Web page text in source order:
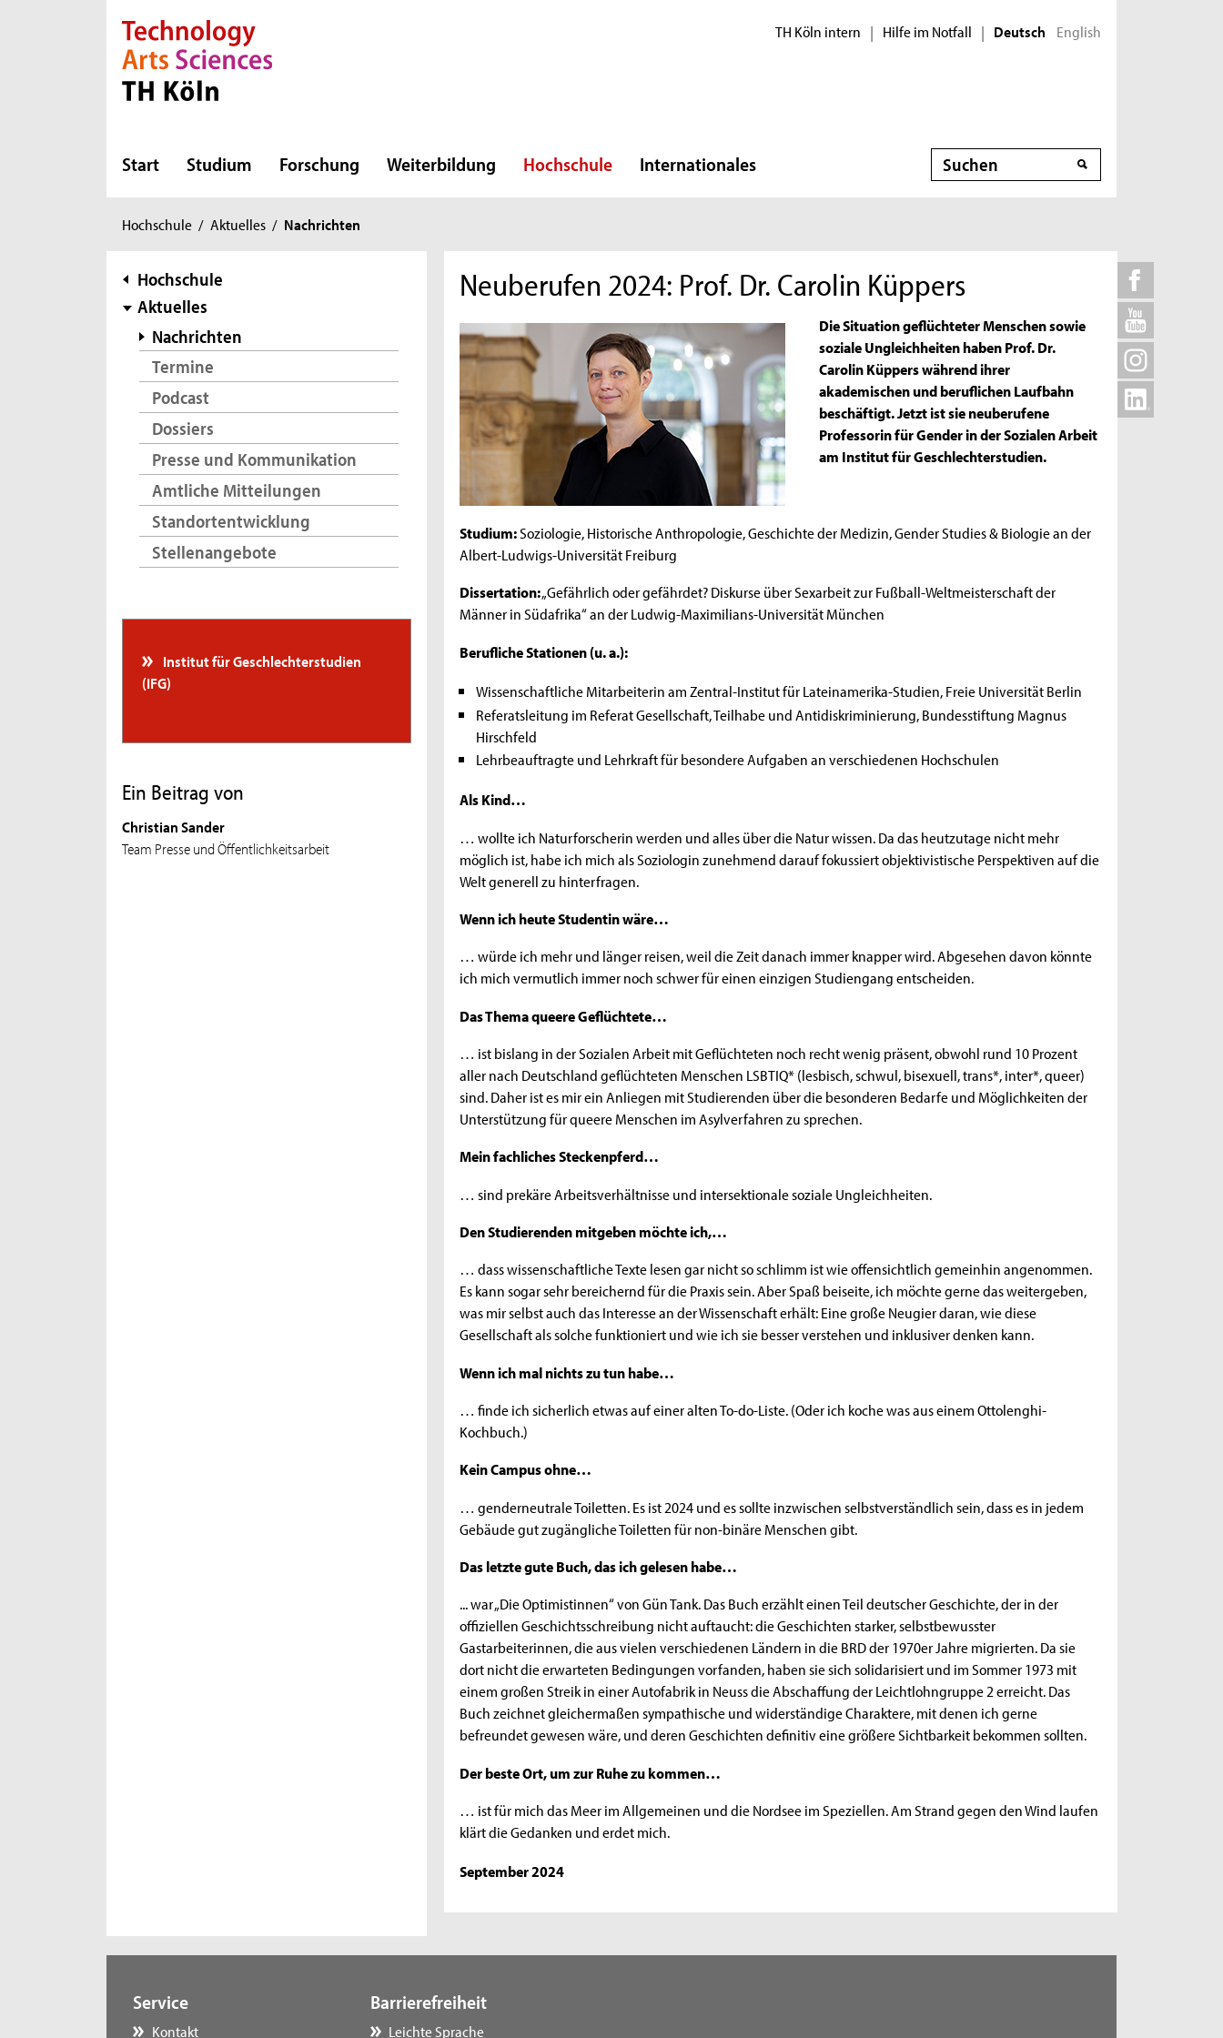
Direkt zur Hauptnavigation
Direkt zur Subnavigation
Direkt zum Inhalt
Direkt zum Fußbereich TH Köln intern | Hilfe im Notfall | Deutsch English
Start Studium Forschung Weiterbildung Hochschule Internationales Suche
Sie
hier:
Hochschule / Aktuelles / Nachrichten
Subnavigation
Hochschule
Aktuelles
Nachrichten
Termine
Podcast
Dossiers
Presse und Kommunikation
Amtliche Mitteilungen
Standortentwicklung
Stellenangebote
Institut für Geschlechterstudien
(IFG)
Ein Beitrag von
Christian Sander
Team Presse und Öffentlichkeitsarbeit
Neuberufen 2024: Prof. Dr. Carolin Küppers
Die Situation geflüchteter Menschen sowie
soziale Ungleichheiten haben Prof. Dr.
Carolin Küppers während ihrer
akademischen und beruflichen Laufbahn
beschäftigt. Jetzt ist sie neuberufene
Professorin für Gender in der Sozialen Arbeit
am Institut für Geschlechterstudien.
Studium:Soziologie, Historische Anthropologie, Geschichte der Medizin, Gender Studies & Biologie an der
Albert-Ludwigs-Universität Freiburg
Dissertation:„Gefährlich oder gefährdet? Diskurse über Sexarbeit zur Fußball-Weltmeisterschaft der
Männer in Südafrika“ an der Ludwig-Maximilians-Universität München
Berufliche Stationen (u. a.):
Wissenschaftliche Mitarbeiterin am Zentral-Institut für Lateinamerika-Studien, Freie Universität Berlin
Referatsleitung im Referat Gesellschaft, Teilhabe und Antidiskriminierung, Bundesstiftung Magnus
Hirschfeld
Lehrbeauftragte und Lehrkraft für besondere Aufgaben an verschiedenen Hochschulen
Als Kind…
… wollte ich Naturforscherin werden und alles über die Natur wissen. Da das heutzutage nicht mehr
möglich ist, habe ich mich als Soziologin zunehmend darauf fokussiert objektivistische Perspektiven auf die
Welt generell zu hinterfragen.
Wenn ich heute Studentin wäre…
… würde ich mehr und länger reisen, weil die Zeit danach immer knapper wird. Abgesehen davon könnte
ich mich vermutlich immer noch schwer für einen einzigen Studiengang entscheiden.
Das Thema queere Geflüchtete…
… ist bislang in der Sozialen Arbeit mit Geflüchteten noch recht wenig präsent, obwohl rund 10 Prozent
aller nach Deutschland geflüchteten Menschen LSBTIQ* (lesbisch, schwul, bisexuell, trans*, inter*, queer)
sind. Daher ist es mir ein Anliegen mit Studierenden über die besonderen Bedarfe und Möglichkeiten der
Unterstützung für queere Menschen im Asylverfahren zu sprechen.
Mein fachliches Steckenpferd…
… sind prekäre Arbeitsverhältnisse und intersektionale soziale Ungleichheiten.
Den Studierenden mitgeben möchte ich,…
… dass wissenschaftliche Texte lesen gar nicht so schlimm ist wie offensichtlich gemeinhin angenommen.
Es kann sogar sehr bereichernd für die Praxis sein. Aber Spaß beiseite, ich möchte gerne das weitergeben,
was mir selbst auch das Interesse an der Wissenschaft erhält: Eine große Neugier daran, wie diese
Gesellschaft als solche funktioniert und wie ich sie besser verstehen und inklusiver denken kann.
Wenn ich mal nichts zu tun habe…
… finde ich sicherlich etwas auf einer alten To-do-Liste. (Oder ich koche was aus einem Ottolenghi-
Kochbuch.)
Kein Campus ohne…
… genderneutrale Toiletten. Es ist 2024 und es sollte inzwischen selbstverständlich sein, dass es in jedem
Gebäude gut zugängliche Toiletten für non-binäre Menschen gibt.
Das letzte gute Buch, das ich gelesen habe…
... war „Die Optimistinnen“ von Gün Tank. Das Buch erzählt einen Teil deutscher Geschichte, der in der
offiziellen Geschichtsschreibung nicht auftaucht: die Geschichten starker, selbstbewusster
Gastarbeiterinnen, die aus vielen verschiedenen Ländern in die BRD der 1970er Jahre migrierten. Da sie
dort nicht die erwarteten Bedingungen vorfanden, haben sie sich solidarisiert und im Sommer 1973 mit
einem großen Streik in einer Autofabrik in Neuss die Abschaffung der Leichtlohngruppe 2 erreicht. Das
Buch zeichnet gleichermaßen sympathische und widerständige Charaktere, mit denen ich gerne
befreundet gewesen wäre, und deren Geschichten definitiv eine größere Sichtbarkeit bekommen sollten.
Der beste Ort, um zur Ruhe zu kommen…
… ist für mich das Meer im Allgemeinen und die Nordsee im Speziellen. Am Strand gegen den Wind laufen
klärt die Gedanken und erdet mich.
September 2024
Service
Kontakt
Barrierefreiheit
Leichte Sprache